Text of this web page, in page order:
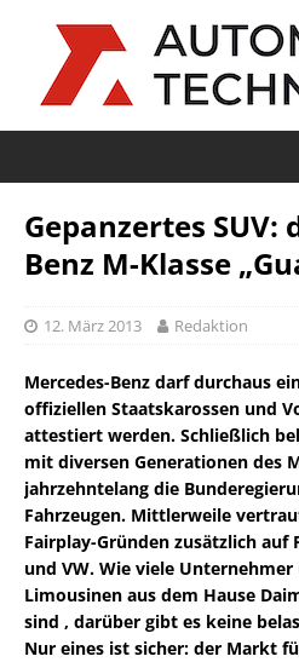
Gepanzertes SUV:
Benz M-Klasse
12. März 2013 Redaktion
Mercedes-Benz darf durchaus
offiziellen Staatskarossen und
attestiert werden. Schließlich
mit diversen Generationen des
jahrzehntelang die
Fahrzeugen. Mittlerweile
Fairplay-Gründen zusätzlich auf
und VW. Wie viele
Limousinen aus dem Hause
sind , darüber gibt es keine
Nur eines ist sicher: der Markt